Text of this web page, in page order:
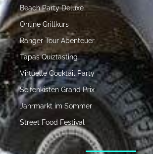
Beach Party Deluxe
Online Grillkurs
Ranger Tour Abenteuer
Tapas Quiztasting
Virtuelle Cocktail Party
Seifenkisten Grand Prix
Jahrmarkt im Sommer
Street Food Festival